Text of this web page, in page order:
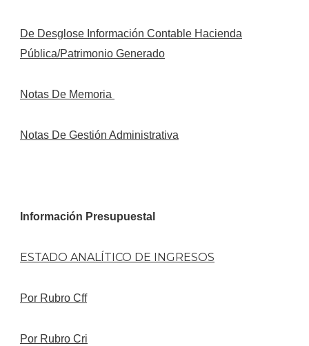
De Desglose Información Contable Hacienda
Pública/Patrimonio Generado
Notas De Memoria
Notas De Gestión Administrativa
Información Presupuestal
ESTADO ANALÍTICO DE INGRESOS
Por Rubro Cff
Por Rubro Cri